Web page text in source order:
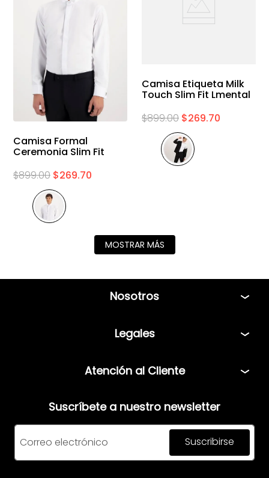
Camisa Formal
Ceremonia Slim Fit
$899.00 $269.70
Camisa Etiqueta Milk
Touch Slim Fit Lmental
$899.00 $269.70
MOSTRAR MÁS
Nosotros
Bolsa de Trabajo
Legales
Aviso de privacidad
Facturación
Atención al Cliente
Comunícate vía Whatsapp
Horario de atención:
Suscríbete a nuestro newsletter
Suscribirse